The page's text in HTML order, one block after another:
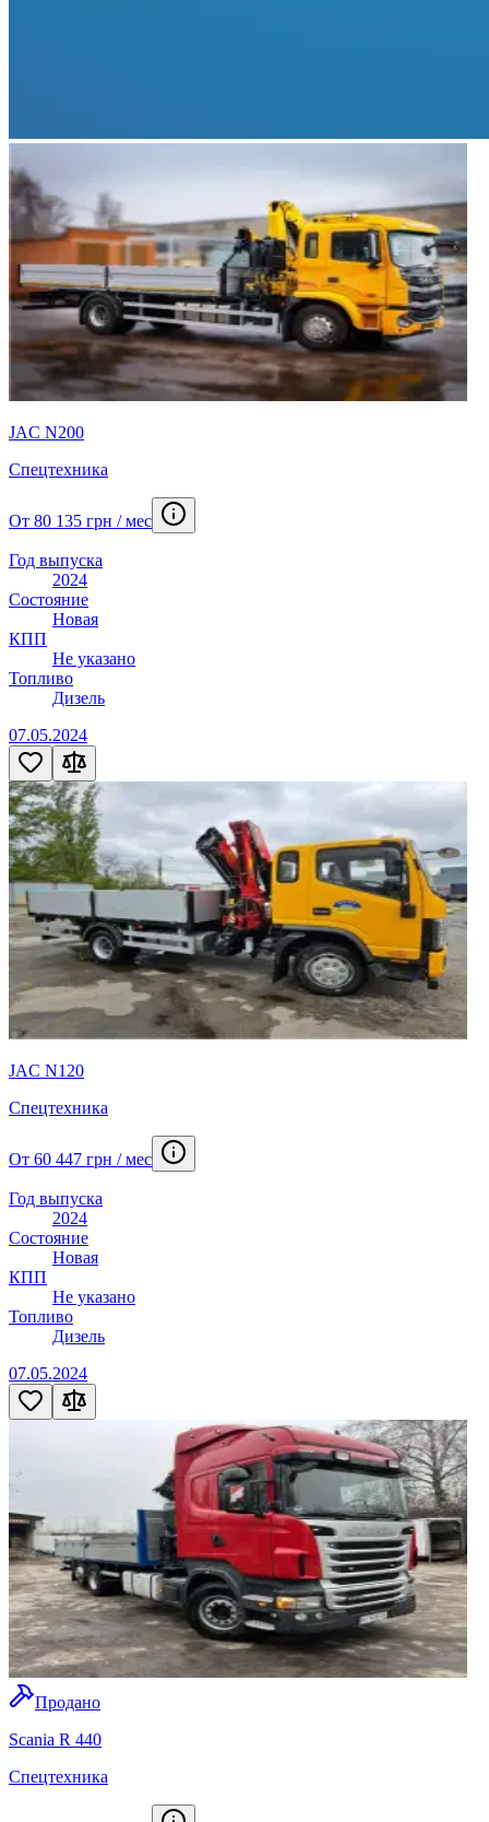
JAC N200
Спецтехника
От 80 135 грн / мес
Год выпуска
2024
Состояние
Новая
КПП
Не указано
Топливо
Дизель
07.05.2024
JAC N120
Спецтехника
От 60 447 грн / мес
Год выпуска
2024
Состояние
Новая
КПП
Не указано
Топливо
Дизель
07.05.2024
Продано
Scania R 440
Спецтехника